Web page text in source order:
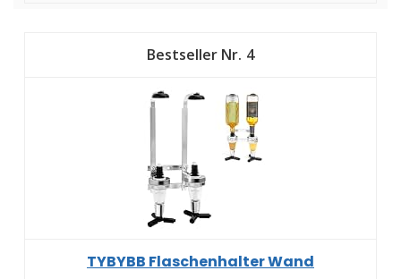
4
TYBYBB Flaschenhalter Wand